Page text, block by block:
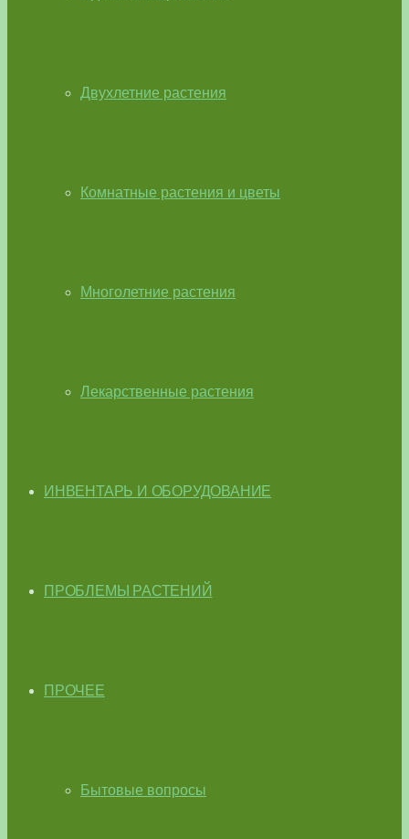
Двухлетние растения
Комнатные растения и цветы
Многолетние растения
Лекарственные растения
ИНВЕНТАРЬ И ОБОРУДОВАНИЕ
ПРОБЛЕМЫ РАСТЕНИЙ
ПРОЧЕЕ
Бытовые вопросы